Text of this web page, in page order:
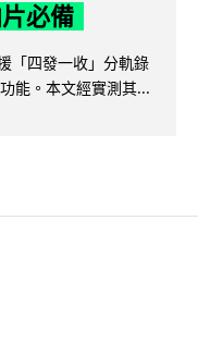
必備
「四發一收」分軌錄
能。本文經實測其...